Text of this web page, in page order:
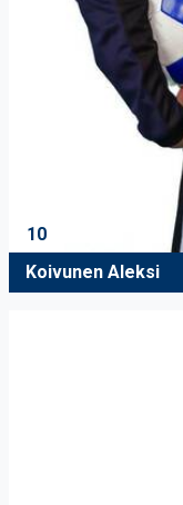
10
Koivunen Aleksi